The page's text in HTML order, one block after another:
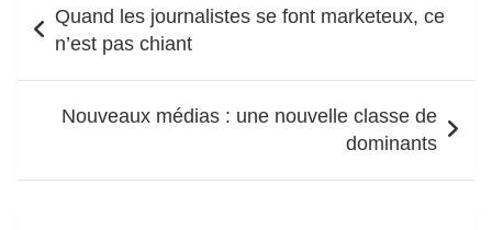
de
Quand les journalistes se font marketeux, ce
n’est pas chiant
Nouveaux médias : une nouvelle classe de
dominants